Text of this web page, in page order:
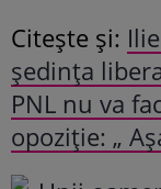
Citește și:
ședința
PNL nu va
opoziție: „